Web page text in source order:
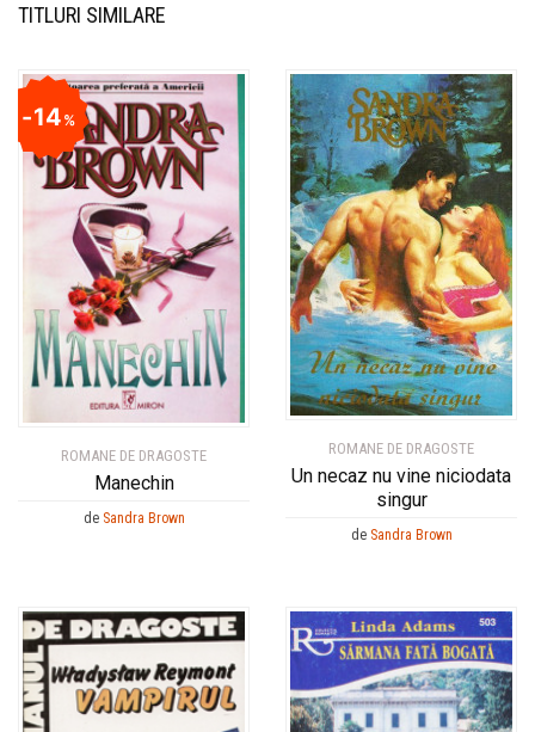
TITLURI SIMILARE
ROMANE DE DRAGOSTE
Manechin
14%
de Sandra Brown
ROMANE DE DRAGOSTE
Un necaz nu vine niciodata
singur
de Sandra Brown